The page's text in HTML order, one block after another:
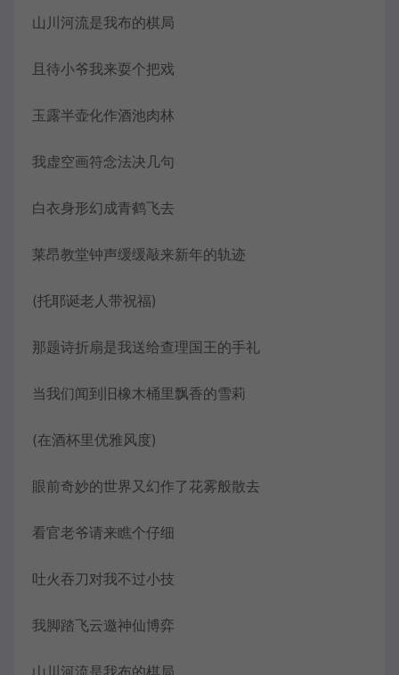
山川河流是我布的棋局
且待小爷我来耍个把戏
玉露半壶化作酒池肉林
我虚空画符念法决几句
白衣身形幻成青鹤飞去
莱昂教堂钟声缓缓敲来新年的轨迹
(托耶诞老人带祝福)
那题诗折扇是我送给查理国王的手礼
当我们闻到旧橡木桶里飘香的雪莉
(在酒杯里优雅风度)
眼前奇妙的世界又幻作了花雾般散去
看官老爷请来瞧个仔细
吐火吞刀对我不过小技
我脚踏飞云邀神仙博弈
山川河流是我布的棋局